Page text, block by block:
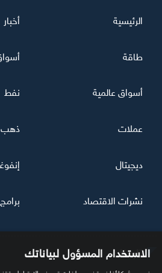
تابعنا
الرئيسية أخبار
طاقة
أسواق عالمية نفط
عملات ذهب
ديجيتال
نشرات الاقتصاد
الاستخدام المسؤول لبياناتك